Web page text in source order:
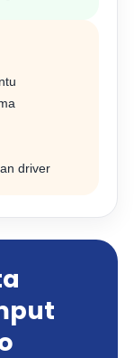
driver